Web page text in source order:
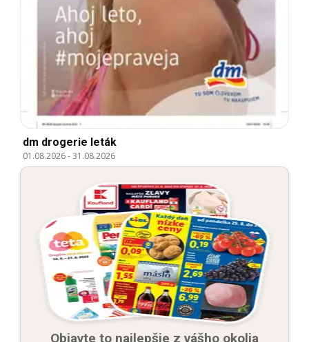
dm drogerie leták
01.08.2026-31.08.2026
Objavte to najlepšie z vášho okolia